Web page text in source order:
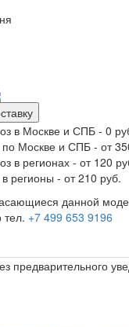
в Москве и СПБ - 0
по Москве и СПБ - от
в регионах - от 120
в регионы - от 210 руб.
данной
+7 499 653 9196
предварительного